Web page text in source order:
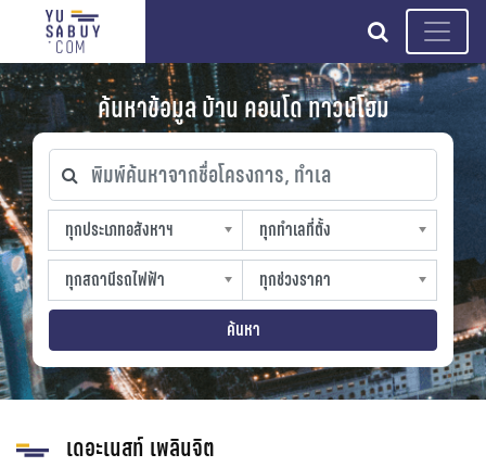
search
ค้นหาข้อมูล บ้าน คอนโด ทาวน์โฮม
พิมพ์ค้นหาจากชื่อโครงการ, ทำเล
ทุกประเภทอสังหาฯ
ทุกประเภทอสังหาฯ
sproperty
ทุกทำเลที่ตั้ง
ทุกทำเลที่ตั้ง
slocation
ทุกสถานีรถไฟฟ้า
ทุกสถานีรถไฟฟ้า
strain-station
ทุกช่วงราคา
ทุกช่วงราคา
sprice
ค้นหา
เดอะเนสท์ เพลินจิต